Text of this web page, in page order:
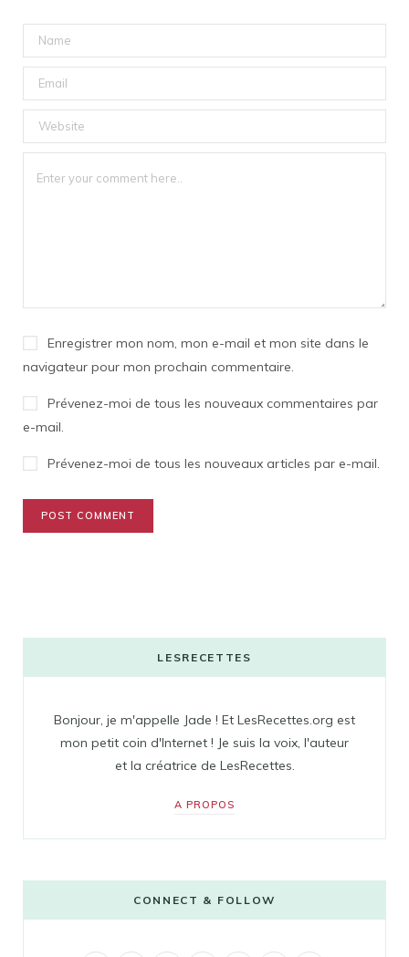
Enregistrer mon nom, mon e-mail et mon site dans le
navigateur pour mon prochain commentaire.
Prévenez-moi de tous les nouveaux commentaires par
e-mail.
Prévenez-moi de tous les nouveaux articles par e-mail.
LESRECETTES
Bonjour, je m'appelle Jade ! Et LesRecettes.org est
mon petit coin d'Internet ! Je suis la voix, l'auteur
et la créatrice de LesRecettes.
A PROPOS
CONNECT & FOLLOW